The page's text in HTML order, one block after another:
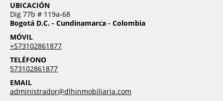
UBICACIÓN
Dig 77b # 119a-68
Bogotá D.C. - Cundinamarca - Colombia
MÓVIL
+573102861877
TELÉFONO
573102861877
EMAIL
administrador@dlhinmobiliaria.com